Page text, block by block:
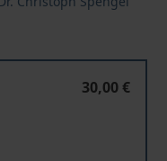
30,00 €